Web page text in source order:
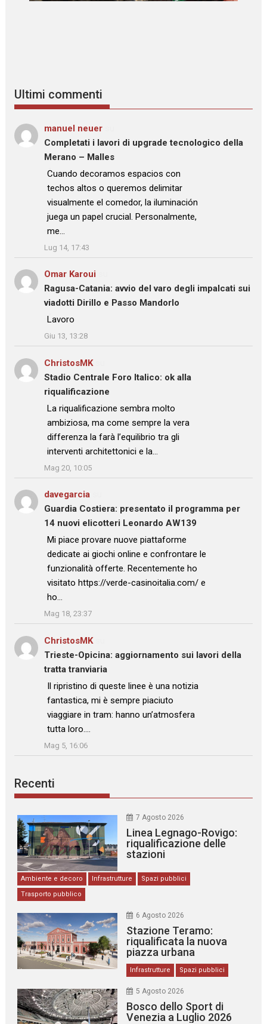
Ultimi commenti
manuel neuer
Completati i lavori di upgrade tecnologico della
Merano – Malles
: “
Cuando decoramos espacios con
techos altos o queremos delimitar
visualmente el comedor, la iluminación
juega un papel crucial. Personalmente,
me…
”
Lug 14, 17:43
Omar Karoui
Ragusa-Catania: avvio del varo degli impalcati sui
viadotti Dirillo e Passo Mandorlo
: “Lavoro
”
Giu 13, 13:28
ChristosMKsu
Stadio Centrale Foro Italico: ok alla
riqualificazione
: “La riqualificazione sembra molto
ambiziosa, ma come sempre la vera
differenza la farà l’equilibrio tra gli
interventi architettonici e la…
”
Mag 20, 10:05
davegarcia
Guardia Costiera: presentato il programma per
14 nuovi elicotteri Leonardo AW139
: “
Mi piace provare nuove piattaforme
dedicate ai giochi online e confrontare le
funzionalità offerte. Recentemente ho
visitato https://verde-casinoitalia.com/ e
ho…
”
Mag 18, 23:37
ChristosMKsu
Trieste-Opicina: aggiornamento sui lavori della
tratta tranviaria
: “
Il ripristino di queste linee è una notizia
fantastica, mi è sempre piaciuto
viaggiare in tram: hanno un’atmosfera
tutta loro.…
”
Mag 5, 16:06
Recenti
7 Agosto 2026
Linea Legnago-Rovigo:
riqualificazione delle
stazioni
Ambiente e decoro Infrastrutture
Spazi pubblici
Trasporto pubblico
6 Agosto 2026
Stazione Teramo:
riqualificata la nuova
piazza urbana
Infrastrutture Spazi pubblici
5 Agosto 2026
Bosco dello Sport di
Venezia a Luglio 2026